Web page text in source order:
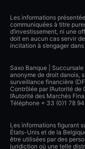
Les informations
communiquées à titre
d’investissement, ni une
doit en aucun cas servir
incitation à s’engager
Saxo Banque |
anonyme de droit danois,
surveillance financière
Contrôlée par l’Autorité
l’Autorité des Marchés
Téléphone + 33 (0)1 78
Les informations figurant
États-Unis et de la
être utilisées par des
juridiction où une telle